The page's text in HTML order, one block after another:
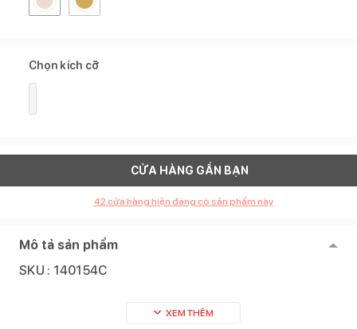
Chọn kích cỡ
CỬA HÀNG GẦN BẠN
42 cửa hàng hiện đang có sản phẩm này
Mô tả sản phẩm
SKU : 140154C
XEM THÊM